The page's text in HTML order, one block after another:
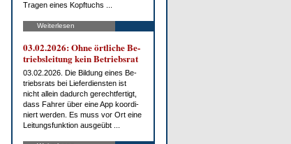
Tra­gen ei­nes Kopf­tuchs ...
Weiterlesen
03.02.2026: Oh­ne ört­li­che Be­
triebs­lei­tung kein Be­triebs­rat
03.02.2026. Die Bil­dung ei­nes Be­
triebs­rats bei Lie­fer­diens­ten ist
nicht al­lein da­durch ge­recht­fer­tigt,
dass Fah­rer über ei­ne App ko­or­di­
niert wer­den. Es muss vor Ort ei­ne
Lei­tungs­funk­ti­on aus­ge­übt ...